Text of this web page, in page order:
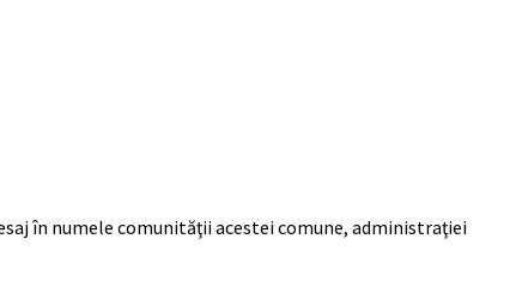
în numele comunităţii acestei comune, administraţiei